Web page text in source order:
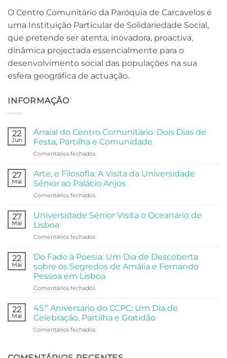
O Centro Comunitário da Paróquia de Carcavelos é
uma Instituição Particular de Solidariedade Social,
que pretende ser atenta, inovadora, proactiva,
dinâmica projectada essencialmente para o
desenvolvimento social das populações na sua
esfera geográfica de actuação.
INFORMAÇÃO
22
Jun
Arraial do Centro Comunitário: Dois Dias de
Festa, Partilha e Comunidade
Comentários fechadosem
do
Centro
Comunitário:
Dois
de
e
27
Mai
Arte, e Filosofia: A Visita da Universidade
Sénior ao Palácio Anjos
Comentários fechadosem
e
Filosofia:
Visita
Universidade
Sénior
Palácio
Anjos
27
Mai
Universidade Sénior Visita o Oceanário de
Lisboa
Comentários fechadosem
Sénior
Visita
o
Oceanário
de
22
Mai
Do Fado à Poesia: Um Dia de Descoberta
sobre os Segredos de Amália e Fernando
Pessoa em Lisboa
Comentários fechadosem
Fado
Poesia:
Um
Descoberta
22
Mai
45.º Aniversário do CCPC: Um Dia de
Celebração, Partilha e Gratidão
Comentários fechadosem
do